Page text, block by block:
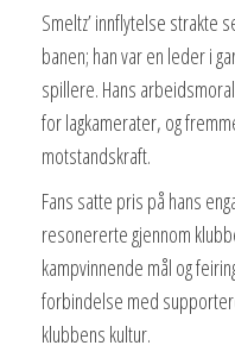
Smeltz’ innflytelse strakte
banen; han var en leder i
spillere. Hans
for lagkamerater, og
motstandskraft.
Fans satte pris på hans
resonererte gjennom
kampvinnende mål og
forbindelse med
klubbens kultur.